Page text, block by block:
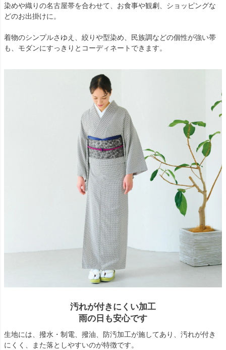
染めや織りの名古屋帯を合わせて、お食事や観劇、ショッピングな
どのお出掛けに。
着物のシンプルさゆえ、絞りや型染め、民族調などの個性が強い帯
も、モダンにすっきりとコーディネートできます。
汚れが付きにくい加工
雨の日も安心です
生地には、撥水・制電、撥油、防汚加工が施してあり、汚れが付き
にくく、また落としやすいのが特徴です。